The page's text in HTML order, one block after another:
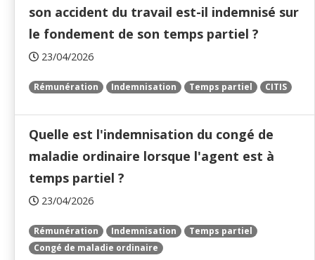
son accident du travail est-il indemnisé sur
le fondement de son temps partiel ?
23/04/2026
Rémunération Indemnisation Temps partiel CITIS
Quelle est l'indemnisation du congé de
maladie ordinaire lorsque l'agent est à
temps partiel ?
23/04/2026
Rémunération Indemnisation
Temps partiel
Congé de maladie ordinaire